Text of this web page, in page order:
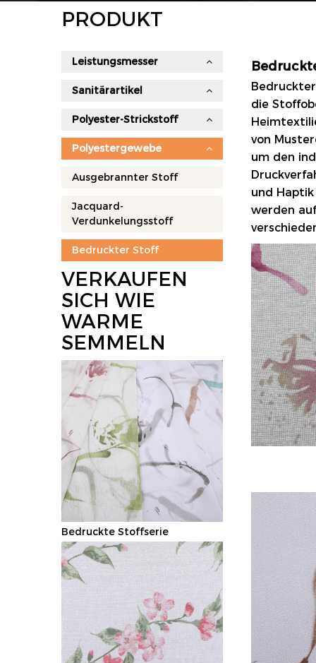
PRODUKT
Leistungsmesser
Sanitärartikel
Polyester-Strickstoff
Polyestergewebe
Ausgebrannter Stoff
Jacquard-
Verdunkelungsstoff
Bedruckter Stoff
VERKAUFEN
SICH WIE
WARME
SEMMELN
Bedruckte Stoffserie
die
von
um den
und
werden